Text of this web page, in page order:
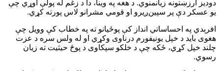
دودیز ارزښتونه زیانمنوي. د هغه په وینا، دا د زغم له پولې اوړي چې
یو عسکر دې پر سپین‌ږیرو او قومي مشرانو لاس پورته کړي.
افرېدي په احساساتي انداز کې پوځيانو ته په خطاب کې وویل چې
هغوی باید د خپل یونیفورم درناوی وکړي او له ولس سره د عزت
چلند خپل کړي، ځکه چې د خلکو سپکاوی د پوځ حیثیت ته زیان
رسوي.